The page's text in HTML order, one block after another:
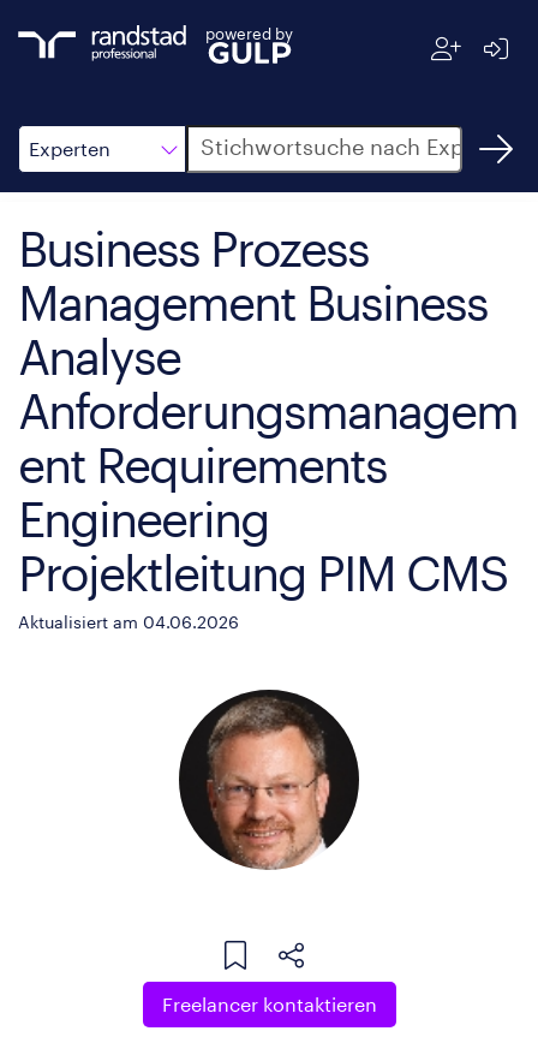
powered by
Experten
Suche
Business Prozess
Management Business
Analyse
Anforderungsmanagem
ent Requirements
Engineering
Projektleitung PIM CMS
Aktualisiert am 04.06.2026
Freelancer kontaktieren